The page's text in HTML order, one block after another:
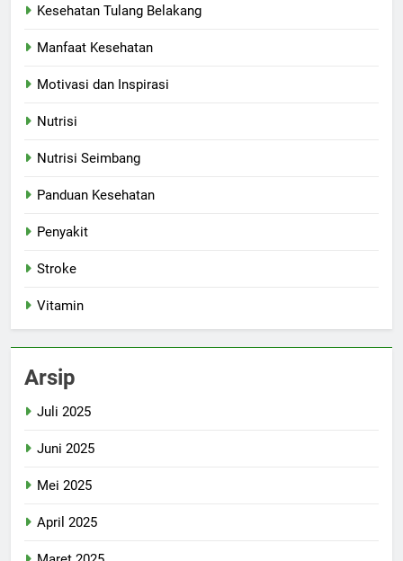
Kesehatan Tulang Belakang
Manfaat Kesehatan
Motivasi dan Inspirasi
Nutrisi
Nutrisi Seimbang
Panduan Kesehatan
Penyakit
Stroke
Vitamin
Arsip
Juli 2025
Juni 2025
Mei 2025
April 2025